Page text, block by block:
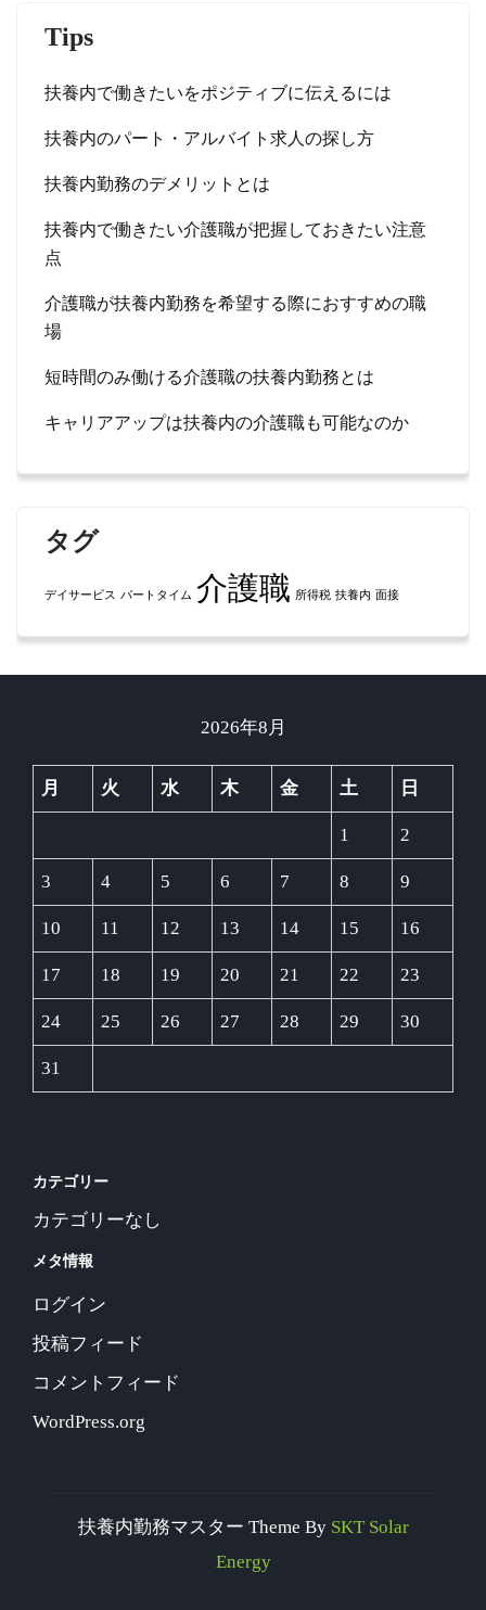
Tips
扶養内で働きたいをポジティブに伝えるには
扶養内のパート・アルバイト求人の探し方
扶養内勤務のデメリットとは
扶養内で働きたい介護職が把握しておきたい注意
点
介護職が扶養内勤務を希望する際におすすめの職
場
短時間のみ働ける介護職の扶養内勤務とは
キャリアアップは扶養内の介護職も可能なのか
タグ
デイサービス パートタイム 介護職 所得税 扶養内 面接
2026年8月
月 火 水 木 金 土 日
1 2
3 4 5 6 7 8 9
10 11 12 13 14 15 16
17 18 19 20 21 22 23
24 25 26 27 28 29 30
31
カテゴリー
カテゴリーなし
メタ情報
ログイン
投稿フィード
コメントフィード
WordPress.org
扶養内勤務マスター Theme By SKT Solar
Energy